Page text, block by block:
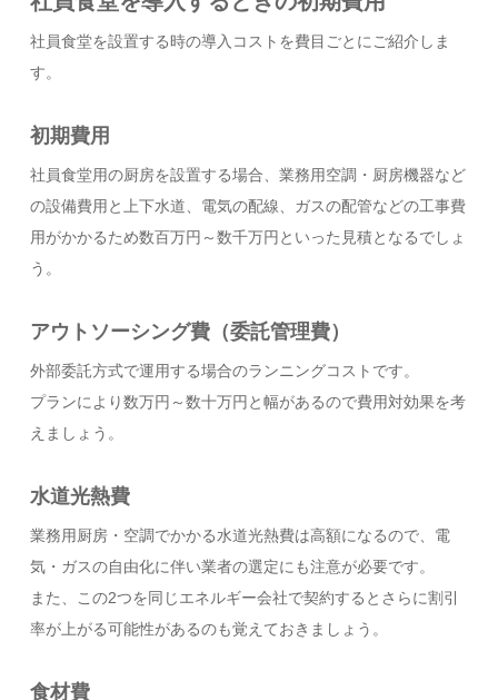
社員食堂を設置する時の導入コストを費目ごとにご紹介しま
す。
初期費用
社員食堂用の厨房を設置する場合、業務用空調・厨房機器など
の設備費用と上下水道、電気の配線、ガスの配管などの工事費
用がかかるため数百万円～数千万円といった見積となるでしょ
う。
アウトソーシング費 （委託管理費）
外部委託方式で運用する場合のランニングコストです。
プランにより数万円～数十万円と幅があるので費用対効果を考
えましょう。
水道光熱費
業務用厨房・空調でかかる水道光熱費は高額になるので、電
気・ガスの自由化に伴い業者の選定にも注意が必要です。
また、この2つを同じエネルギー会社で契約するとさらに割引
率が上がる可能性があるのも覚えておきましょう。
食材費